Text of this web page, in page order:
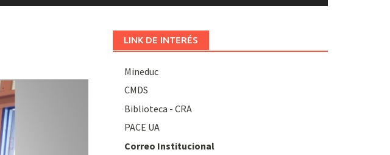
LINK DE INTERÉS
Mineduc
CMDS
Biblioteca - CRA
PACE UA
Correo Institucional